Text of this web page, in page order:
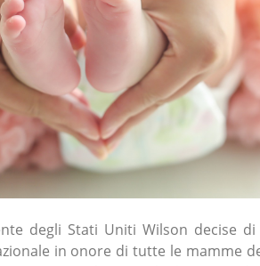
degli Stati Uniti Wilson decise
in onore di tutte le mamme